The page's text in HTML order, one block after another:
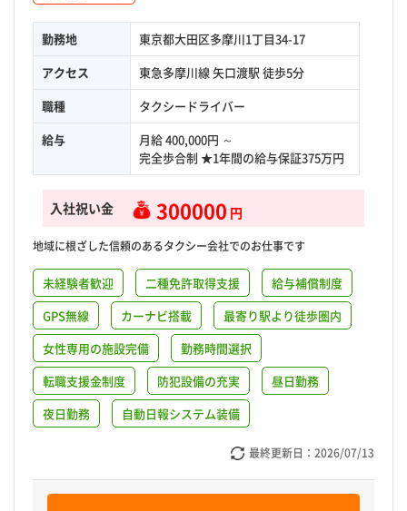
勤務地
東京都大田区多摩川1丁目34-17
アクセス
東急多摩川線 矢口渡駅 徒歩5分
職種
タクシードライバー
給与
月給 400,000円 ～
完全歩合制 ★1年間の給与保証375万円
入社祝い金 300000 円
地域に根ざした信頼のあるタクシー会社でのお仕事です
未経験者歓迎 二種免許取得支援
給与補償制度
GPS無線
カーナビ搭載
最寄り駅より徒歩圏内
女性専用の施設完備
勤務時間選択
転職支援金制度
防犯設備の充実
昼日勤務
夜日勤務
自動日報システム装備
最終更新日： 2026/07/13